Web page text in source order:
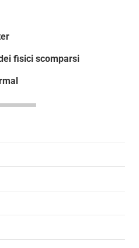
fisici scomparsi